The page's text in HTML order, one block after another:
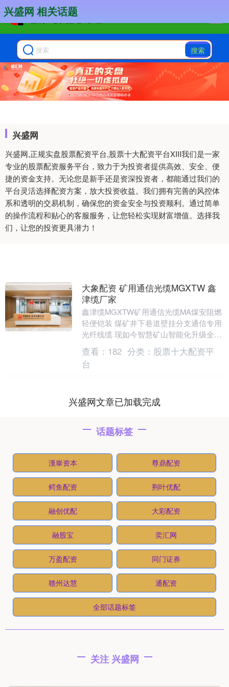
搜索
兴盛网
兴盛网,正规实盘股票配资平台,股票十大配资平台XIII‌我们是一家
专业的股票配资服务平台，致力于为投资者提供高效、安全、便
捷的资金支持。无论您是新手还是资深投资者，都能通过我们的
平台灵活选择配资方案，放大投资收益。我们拥有完善的风控体
系和透明的交易机制，确保您的资金安全与投资顺利。通过简单
的操作流程和贴心的客服服务，让您轻松实现财富增值。选择我
们，让您的投资更具潜力！
兴盛网 相关话题
大象配资 矿用通信光缆MGXTW 鑫
津缆厂家
鑫津缆MGXTW矿用通信光缆MA煤安阻燃
轻便铠装 煤矿井下巷道壁挂分支通信专用
光纤线缆 现如今智慧矿山智能化升级全面
提速，煤矿井下不再只靠人工喊话、简单
信号传输....
查看： 182 分类： 股票十大配资平
台
兴盛网文章已加载完成
话题标签
漢崋资本 尊鼎配资
鳄鱼配资 荆叶优配
融创优配 大彩配资
融股宝 奕汇网
万盈配资 同门证券
赣州达慧 通配资
全部话题标签
关注 兴盛网